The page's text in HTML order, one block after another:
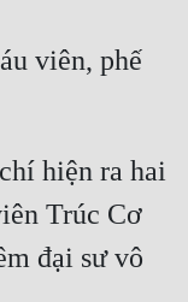
viên, phế
hiện ra hai
Trúc Cơ
đại sư vô